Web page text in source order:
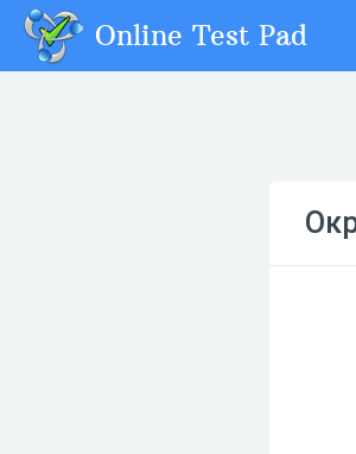
Online Test Pad